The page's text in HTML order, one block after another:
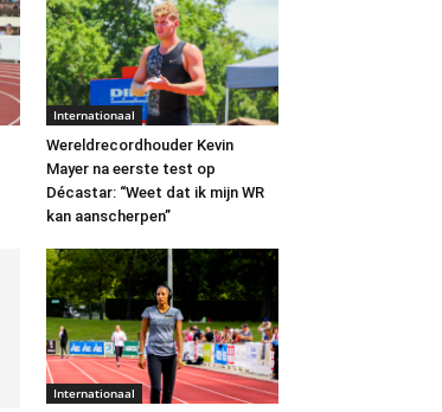
Internationaal
Wereldrecordhouder Kevin
Mayer na eerste test op
Décastar: “Weet dat ik mijn WR
kan aanscherpen”
Internationaal